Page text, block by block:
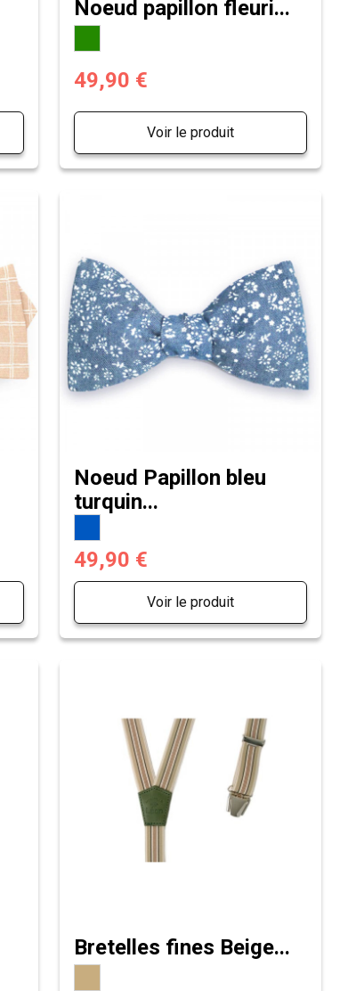
Noeud papillon fleuri...
49,90 €
Voir le produit
Noeud Papillon bleu
turquin...
49,90 €
Voir le produit
Bretelles fines Beige...